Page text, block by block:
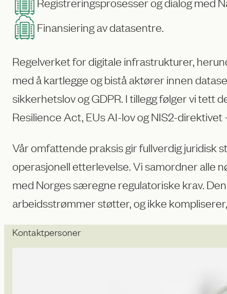
Finansiering av datasentre.
Regelverket for digitale infrastrukturer,
med å kartlegge og bistå aktører innen
sikkerhetslov og GDPR. I tillegg følger vi tett
Resilience Act, EUs AI-lov og NIS2-
Vår omfattende praksis gir fullverdig juridisk
operasjonell etterlevelse. Vi samordner alle
med Norges særegne regulatoriske krav.
arbeidsstrømmer støtter, og ikke
Kontaktpersoner